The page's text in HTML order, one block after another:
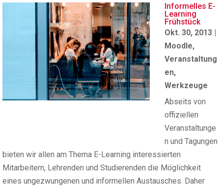
Informelles E-
Learning
Frühstück
Okt. 30, 2013 |
Moodle,
Veranstaltung
en,
Werkzeuge
Abseits von
offiziellen
Veranstaltunge
n und Tagungen
bieten wir allen am Thema E-Learning interessierten
Mitarbeitern, Lehrenden und Studierenden die Möglichkeit
eines ungezwungenen und informellen Austausches. Daher